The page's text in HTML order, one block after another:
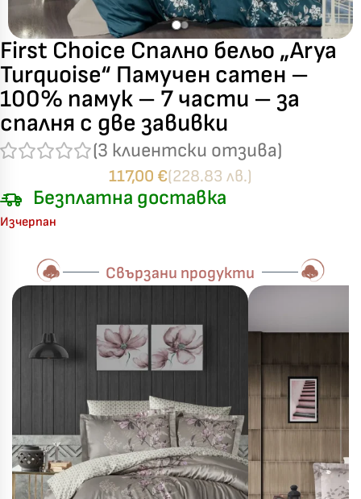
First Choice Спално бельо „Arya
Turquoise“ Памучен сатен –
100% памук – 7 части – за
спалня с две завивки
(3 клиентски отзива)
117,00 €(228.83 лв.)
Безплатна доставка
Изчерпан
Свързани продукти